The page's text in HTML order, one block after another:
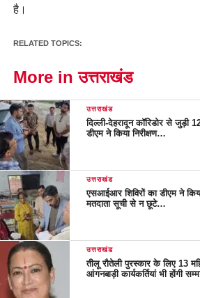
है।
RELATED TOPICS:
More in उत्तराखंड
उत्तराखंड
दिल्ली-देहरादून कॉरिडोर से जुड़ी
डीएम ने किया निरीक्षण…
उत्तराखंड
एसआईआर शिविरों का डीएम ने
मतदाता सूची से न छूटे…
उत्तराखंड
तीलू रौतेली पुरस्कार के लिए 13
आंगनबाड़ी कार्यकर्तियां भी होंगी